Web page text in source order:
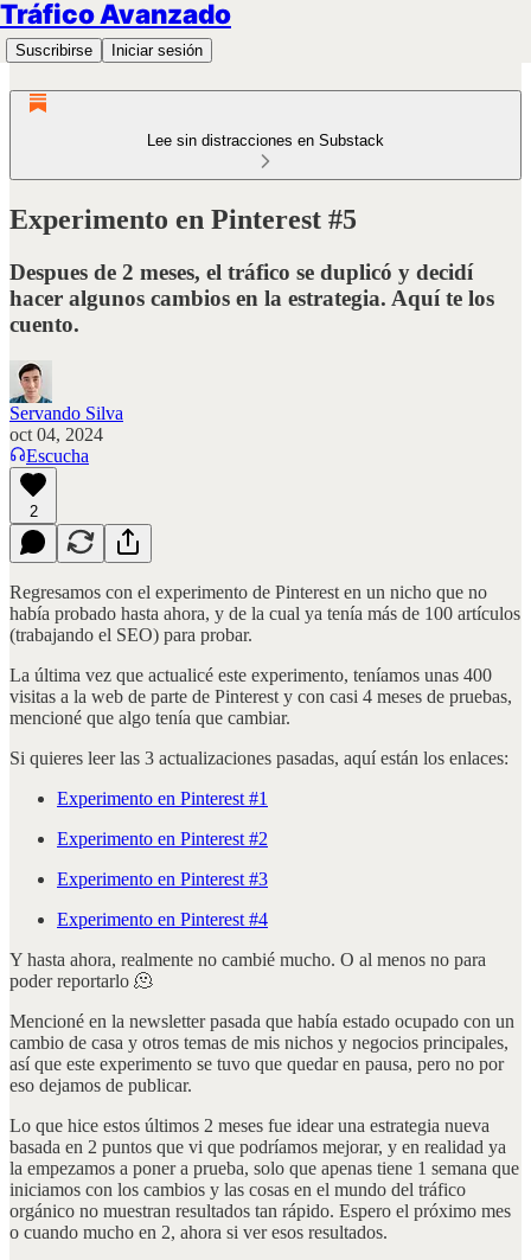
Tráfico Avanzado
Suscribirse Iniciar sesión
Lee sin distracciones en Substack
Experimento en Pinterest #5
Despues de 2 meses, el tráfico se duplicó y decidí
hacer algunos cambios en la estrategia. Aquí te los
cuento.
Servando Silva
oct 04, 2024
Escucha
2
Regresamos con el experimento de Pinterest en un nicho que no
había probado hasta ahora, y de la cual ya tenía más de 100 artículos
(trabajando el SEO) para probar.
La última vez que actualicé este experimento, teníamos unas 400
visitas a la web de parte de Pinterest y con casi 4 meses de pruebas,
mencioné que algo tenía que cambiar.
Si quieres leer las 3 actualizaciones pasadas, aquí están los enlaces:
Experimento en Pinterest #1
Experimento en Pinterest #2
Experimento en Pinterest #3
Experimento en Pinterest #4
Y hasta ahora, realmente no cambié mucho. O al menos no para
poder reportarlo 🫠
Mencioné en la newsletter pasada que había estado ocupado con un
cambio de casa y otros temas de mis nichos y negocios principales,
así que este experimento se tuvo que quedar en pausa, pero no por
eso dejamos de publicar.
Lo que hice estos últimos 2 meses fue idear una estrategia nueva
basada en 2 puntos que vi que podríamos mejorar, y en realidad ya
la empezamos a poner a prueba, solo que apenas tiene 1 semana que
iniciamos con los cambios y las cosas en el mundo del tráfico
orgánico no muestran resultados tan rápido. Espero el próximo mes
o cuando mucho en 2, ahora si ver esos resultados.